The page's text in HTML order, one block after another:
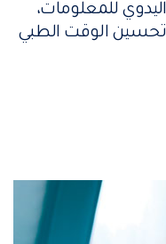
اليدوي للمعلومات،
الوقت الطبي